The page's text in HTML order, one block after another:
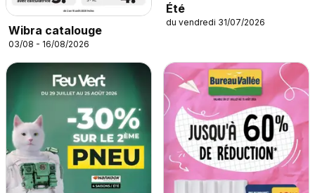
Wibra catalouge
03/08 - 16/08/2026
Été
du vendredi 31/07/2026